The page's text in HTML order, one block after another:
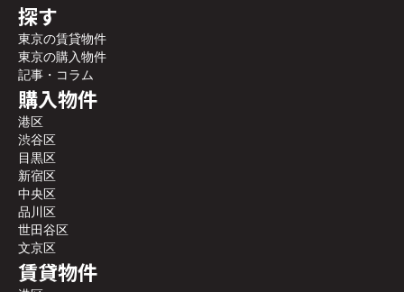
探す
東京の賃貸物件
東京の購入物件
記事・コラム
購入物件
港区
渋谷区
目黒区
新宿区
中央区
品川区
世田谷区
文京区
賃貸物件